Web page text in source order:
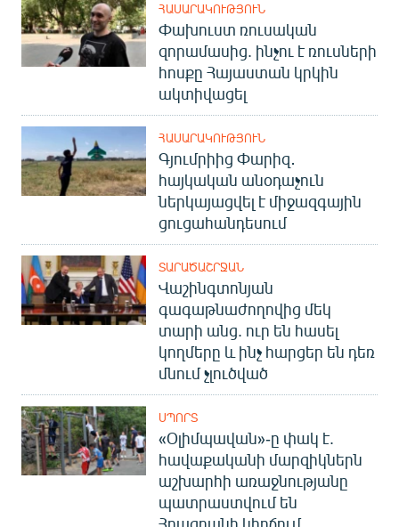
ՀԱՍԱՐԱԿՈՒԹՅՈՒՆ
Փախուստ ռուսական
զորամասից. ինչու է ռուսների
հոսքը Հայաստան կրկին
ակտիվացել
ՀԱՍԱՐԱԿՈՒԹՅՈՒՆ
Գյումրիից Փարիզ․
հայկական անօդաչուն
ներկայացվել է միջազգային
ցուցահանդեսում
ՏԱՐԱԾԱՇՐՋԱՆ
Վաշինգտոնյան
գագաթնաժողովից մեկ
տարի անց. ուր են հասել
կողմերը և ինչ հարցեր են դեռ
մնում չլուծված
ՍՊՈՐՏ
«Օլիմպավան»-ը փակ է.
հավաքականի մարզիկներն
աշխարհի առաջնությանը
պատրաստվում են
Հրազդանի կիրճում